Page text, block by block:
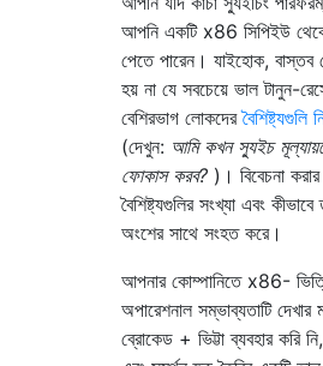
আপনি একটি x86 সিপিইউ থেকে
পেতে পারেন। যাইহোক, বাস্তব
হয় না যে সবচেয়ে ভাল টানুন-
বেশিরভাগ লোকদের
(দেখুন: আমি কখন স্যুইচ
ফোকাস করব? )। বিবেচনা
বৈশিষ্ট্যগুলির সংখ্যা এবং
অংশের সাথে সংহত করে।
আপনার কোম্পানিতে x86-
অপারেশনাল সম্ভাব্যতাটি
ব্রোকেড + ভিট্টা ব্যবহার করি